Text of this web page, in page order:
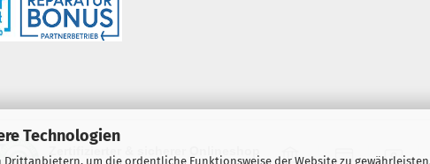
Technologien
um die ordentliche Funktionsweise der Website zu